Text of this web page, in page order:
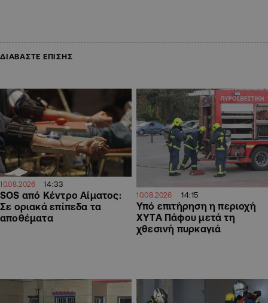
ΔΙΑΒΑΣΤΕ ΕΠΙΣΗΣ
10.08.2026 14:33
SOS από Κέντρο Αίματος:
Σε οριακά επίπεδα τα
αποθέματα
10.08.2026 14:15
Υπό επιτήρηση η περιοχή
ΧΥΤΑ Πάφου μετά τη
χθεσινή πυρκαγιά